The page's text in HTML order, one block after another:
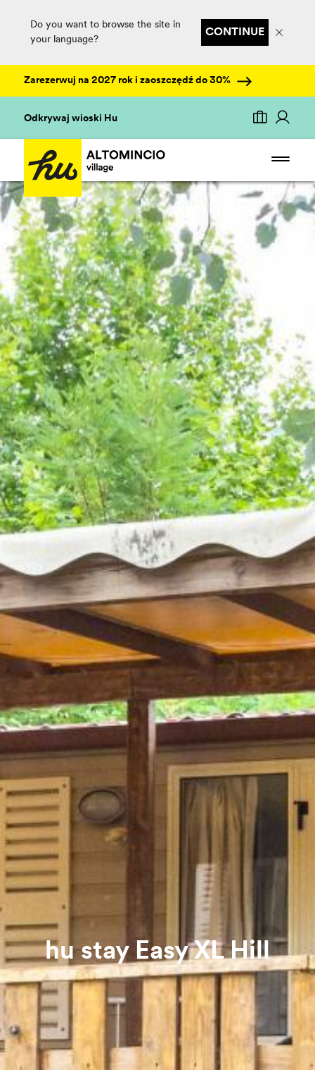
Do you want to browse the site in
your language?
CONTINUE
Zarezerwuj na 2027 rok i zaoszczędź do 30%
Odkrywaj wioski Hu
hu stay Easy XL Hill